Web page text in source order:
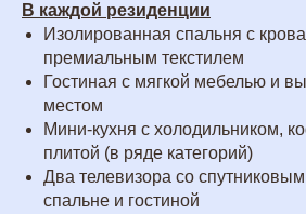
В каждой резиденции
Изолированная спальня с
премиальным текстилем
Гостиная с мягкой мебелью и
местом
Мини-кухня с холодильником,
плитой (в ряде категорий)
Два телевизора со
спальне и гостиной